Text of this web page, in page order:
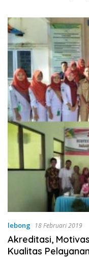
lebong 18 Februari 2019
Akreditasi,
Kualitas